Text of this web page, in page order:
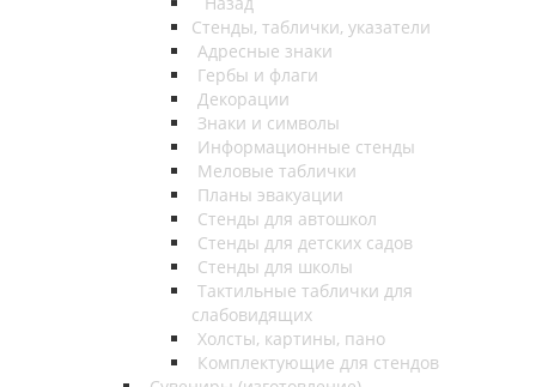
Стенды, таблички, указатели
Адресные знаки
Гербы и флаги
Декорации
Знаки и символы
Информационные стенды
Меловые таблички
Планы эвакуации
Стенды для автошкол
Стенды для детских садов
Стенды для школы
Тактильные таблички для
слабовидящих
Холсты, картины, пано
Комплектующие для стендов